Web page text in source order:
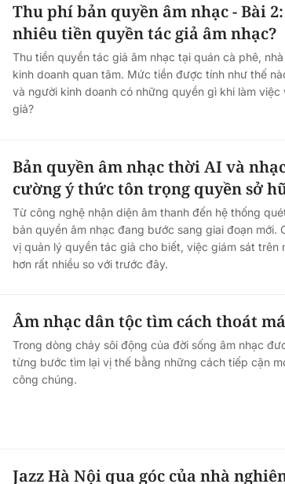
Thu phí bản quyền âm nhạc - Bài
nhiêu tiền quyền tác giả âm nhạc?
Thu tiền quyền tác giả âm nhạc tại quán cà phê,
kinh doanh quan tâm. Mức tiền được tính như thế
và người kinh doanh có những quyền gì khi làm
giả?
Bản quyền âm nhạc thời AI và
cường ý thức tôn trọng quyền sở
Từ công nghệ nhận diện âm thanh đến hệ thống
bản quyền âm nhạc đang bước sang giai đoạn mới.
vị quản lý quyền tác giả cho biết, việc giám sát trên
hơn rất nhiều so với trước đây.
Âm nhạc dân tộc tìm cách thoát
Trong dòng chảy sôi động của đời sống âm nhạc
từng bước tìm lại vị thế bằng những cách tiếp cận
công chúng.
Jazz Hà Nội qua góc của nhà